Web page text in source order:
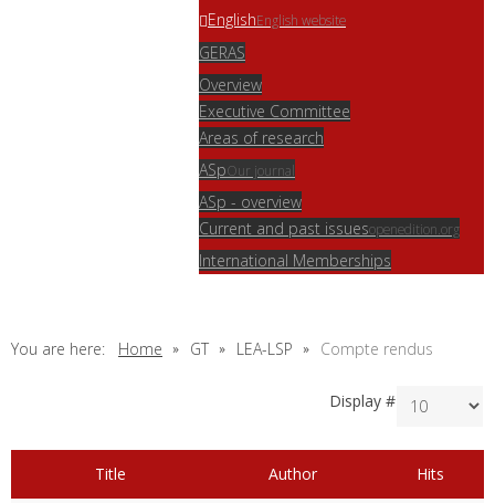
EnglishEnglish website
GERAS
Overview
Executive Committee
Areas of research
ASpOur journal
ASp - overview
Current and past issuesopenedition.org
International Memberships
You are here: Home GT LEA-LSP Compte rendus
Display #
Title Author Hits